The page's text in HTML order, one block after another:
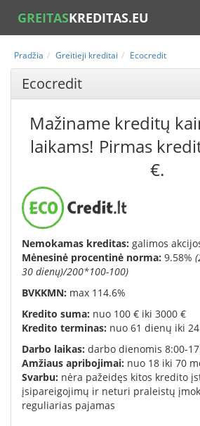
GREITASKREDITAS.EU
Pradžia Greitieji kreditai Ecocredit
Ecocredit
Mažiname kreditų
laikams! Pirmas
€.
Nemokamas kreditas: galimos
Mėnesinė procentinė norma: 9.58% (
30 dienų)/200*100-100)
BVKKMN: max 114.6%
Kredito suma: nuo 100 € iki 3000 €
Kredito terminas: nuo 61 dienų iki
Darbo laikas: darbo dienomis 8:00-
Amžiaus apribojimai: nuo 18 iki 70
Svarbu: nėra pažeidęs kitos kredito
įsipareigojimų ir neturi praleistų
reguliarias pajamas